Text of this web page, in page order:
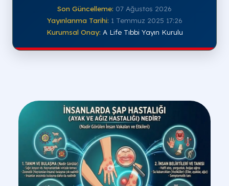
Son Güncelleme: 07 Ağustos 2026
Yayınlanma Tarihi: 1 Temmuz 2025 17:26
Kurumsal Onay: A Life Tıbbi Yayın Kurulu